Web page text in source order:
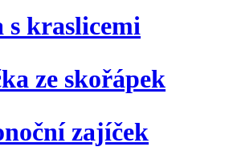
s kraslicemi
ze skořápek
zajíček